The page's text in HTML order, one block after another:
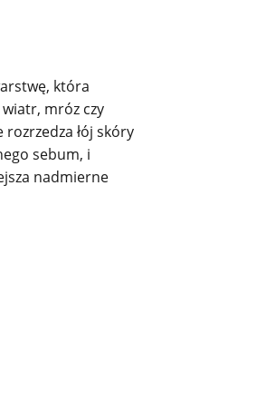
która
mróz czy
łój skóry
sebum, i
nadmierne